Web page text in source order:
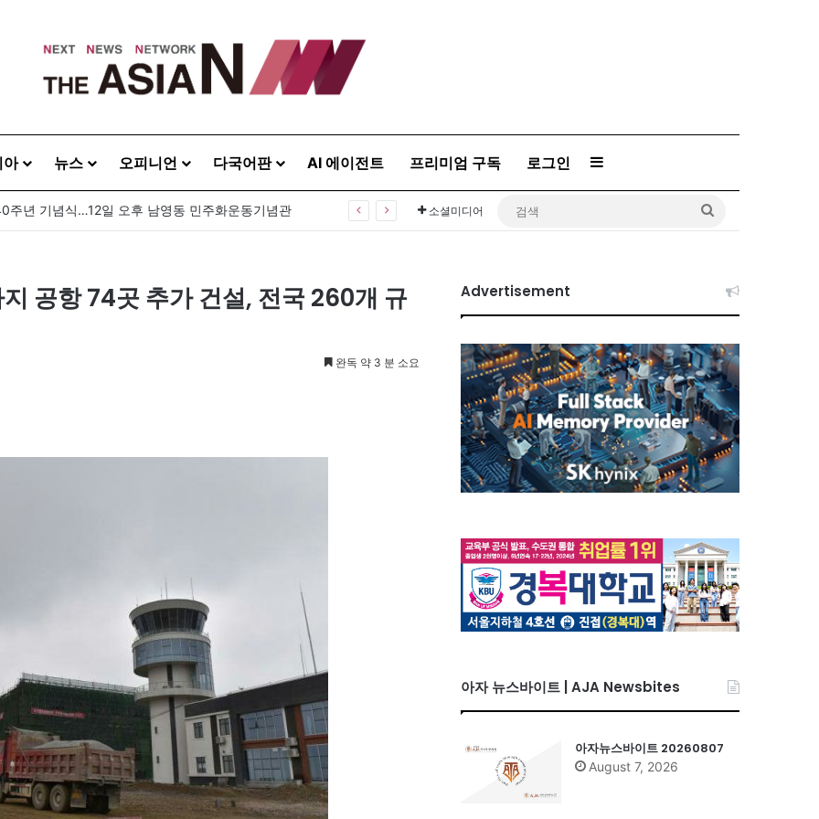
아 뉴스 오피니언 다국어판 AI 에이전트 프리미엄 구독 로그인 Sidebar
주년 기념식…12일 오후 남영동 민주화운동기념관 소셜미디어
공항 74곳 추가 건설, 전국 260개 규
완독 약 3 분 소요
Advertisement
아자 뉴스바이트 | AJA Newsbites
아자뉴스바이트 20260807
August 7, 2026